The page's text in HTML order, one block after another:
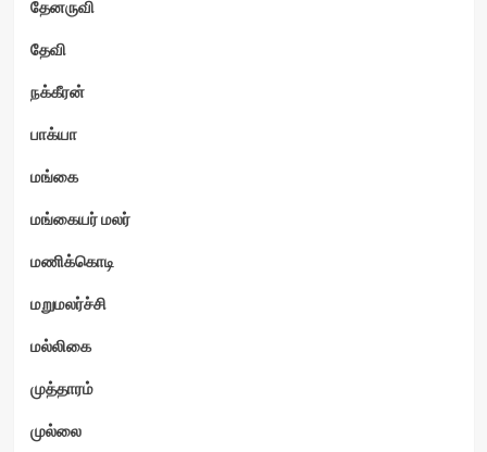
தேனருவி
தேவி
நக்கீரன்
பாக்யா
மங்கை
மங்கையர் மலர்
மணிக்கொடி
மறுமலர்ச்சி
மல்லிகை
முத்தாரம்
முல்லை